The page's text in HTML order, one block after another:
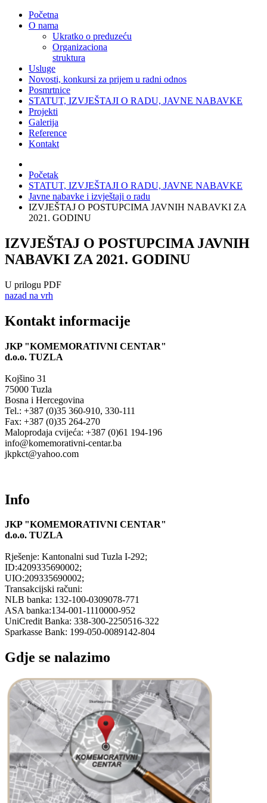
Početna
O nama
Ukratko o preduzeću
Organizaciona
struktura
Usluge
Novosti, konkursi za prijem u radni odnos
Posmrtnice
STATUT, IZVJEŠTAJI O RADU, JAVNE NABAVKE
Projekti
Galerija
Reference
Kontakt
Početak
STATUT, IZVJEŠTAJI O RADU, JAVNE NABAVKE
Javne nabavke i izvještaji o radu
IZVJEŠTAJ O POSTUPCIMA JAVNIH NABAVKI ZA
2021. GODINU
IZVJEŠTAJ O POSTUPCIMA JAVNIH
NABAVKI ZA 2021. GODINU
U prilogu PDF
nazad na vrh
Kontakt informacije
JKP "KOMEMORATIVNI CENTAR"
d.o.o. TUZLA
Kojšino 31
75000 Tuzla
Bosna i Hercegovina
Tel.: +387 (0)35 360-910, 330-111
Fax: +387 (0)35 264-270
Maloprodaja cvijeća: +387 (0)61 194-196
info@komemorativni-centar.ba
jkpkct@yahoo.com
Info
JKP "KOMEMORATIVNI CENTAR"
d.o.o. TUZLA
Rješenje: Kantonalni sud Tuzla I-292;
ID:4209335690002;
UIO:209335690002;
Transakcijski računi:
NLB banka: 132-100-0309078-771
ASA banka:134-001-1110000-952
UniCredit Banka: 338-300-2250516-322
Sparkasse Bank: 199-050-0089142-804
Gdje se nalazimo